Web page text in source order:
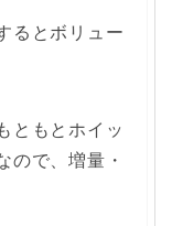
るとボリュー
ともとホイッ
ので、増量・